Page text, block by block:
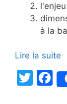
à la
Lire la suite
T
F
a